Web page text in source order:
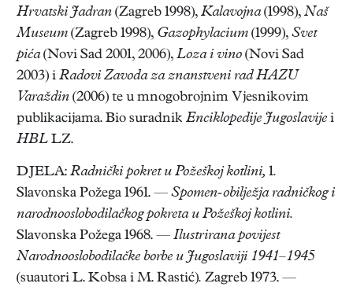
Hrvatski Jadran (Zagreb 1998), Kalavojna(1998), Naš
Museum (Zagreb 1998), Gazophylacium (1999), Svet
pića(Novi Sad 2001, 2006), Loza i vino (Novi Sad
2003) i Radovi Zavoda za znanstveni rad HAZU
Varaždin (2006) te u mnogobrojnim Vjesnikovim
publikacijama. Bio suradnik Enciklopedije Jugoslavije i
HBL LZ.
DJELA: Radnički pokret u Požeškoj kotlini, 1.
Slavonska Požega 1961. — Spomen-obilježja radničkog i
narodnooslobodilačkog pokreta u Požeškoj kotlini.
Slavonska Požega 1968. — Ilustrirana povijest
Narodnooslobodilačke borbe u Jugoslaviji 1941–1945
(suautori L. Kobsa i M. Rastić). Zagreb 1973. —